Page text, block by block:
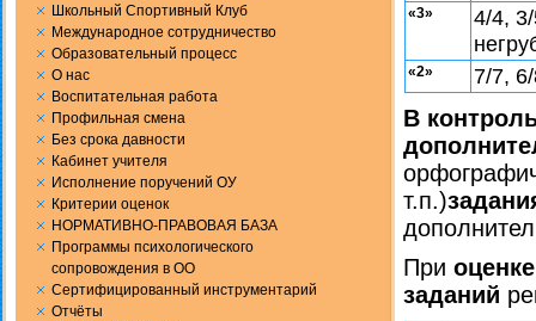
Школьный Спортивный Клуб
Международное сотрудничество
Образовательный процесс
О нас
Воспитательная работа
Профильная смена
Без срока давности
Кабинет учителя
Исполнение поручений ОУ
Критерии оценок
НОРМАТИВНО-ПРАВОВАЯ БАЗА
Программы психологического
сопровождения в ОО
Сертифицированный инструментарий
Отчёты
«3»
4/4,
«2» 7/7,
В
т.п.)
При
заданий